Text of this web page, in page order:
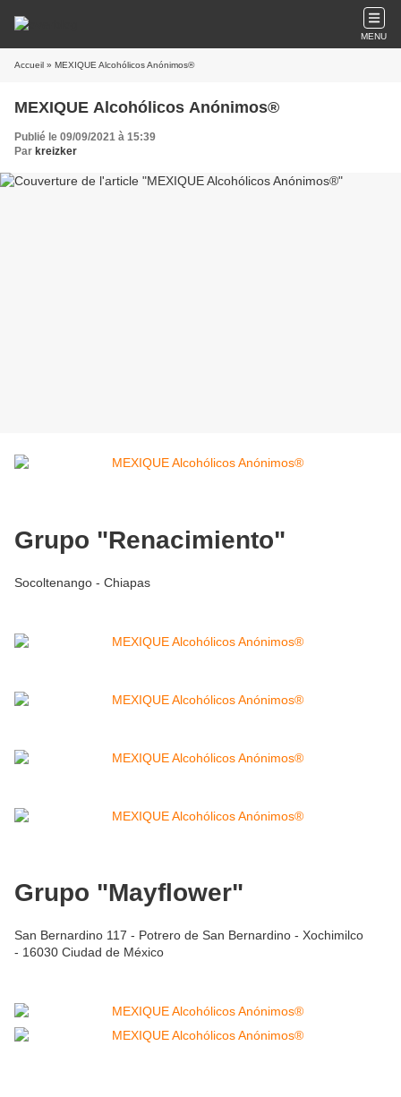
MENU
Accueil » MEXIQUE Alcohólicos Anónimos®
MEXIQUE Alcohólicos Anónimos®
Publié le 09/09/2021 à 15:39
Par kreizker
Grupo "Renacimiento"
Socoltenango - Chiapas
Grupo "Mayflower"
San Bernardino 117 - Potrero de San Bernardino - Xochimilco
- 16030 Ciudad de México